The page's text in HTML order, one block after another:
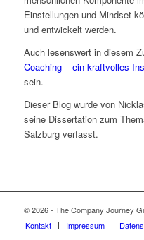
Einstellungen und Mindset
und entwickelt werden.
Auch lesenswert in diesem
Coaching – ein kraftvolles
sein.
Dieser Blog wurde von
seine Dissertation zum
Salzburg verfasst.
© 2026 - The Company Journey
Kontakt
Impressum